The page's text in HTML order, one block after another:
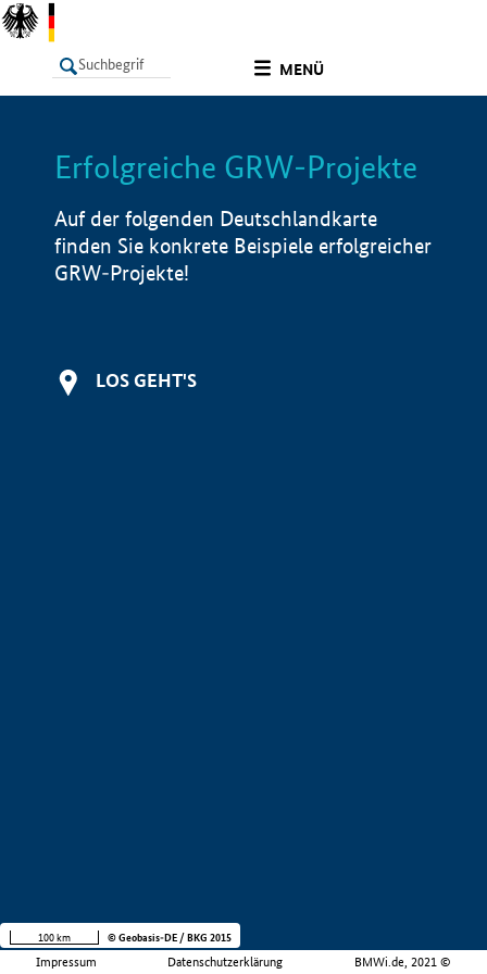
MENÜ
LISTE Info
Erfolgreiche GRW-Projekte
Auf der folgenden Deutschlandkarte
finden Sie konkrete Beispiele erfolgreicher
GRW-Projekte!
LOS GEHT'S
Impressum Datenschutzerklärung BMWi.de, 2021 ©
100 km © Geobasis-DE / BKG 2015